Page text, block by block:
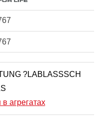
?LABLASSSCH
агрегатах